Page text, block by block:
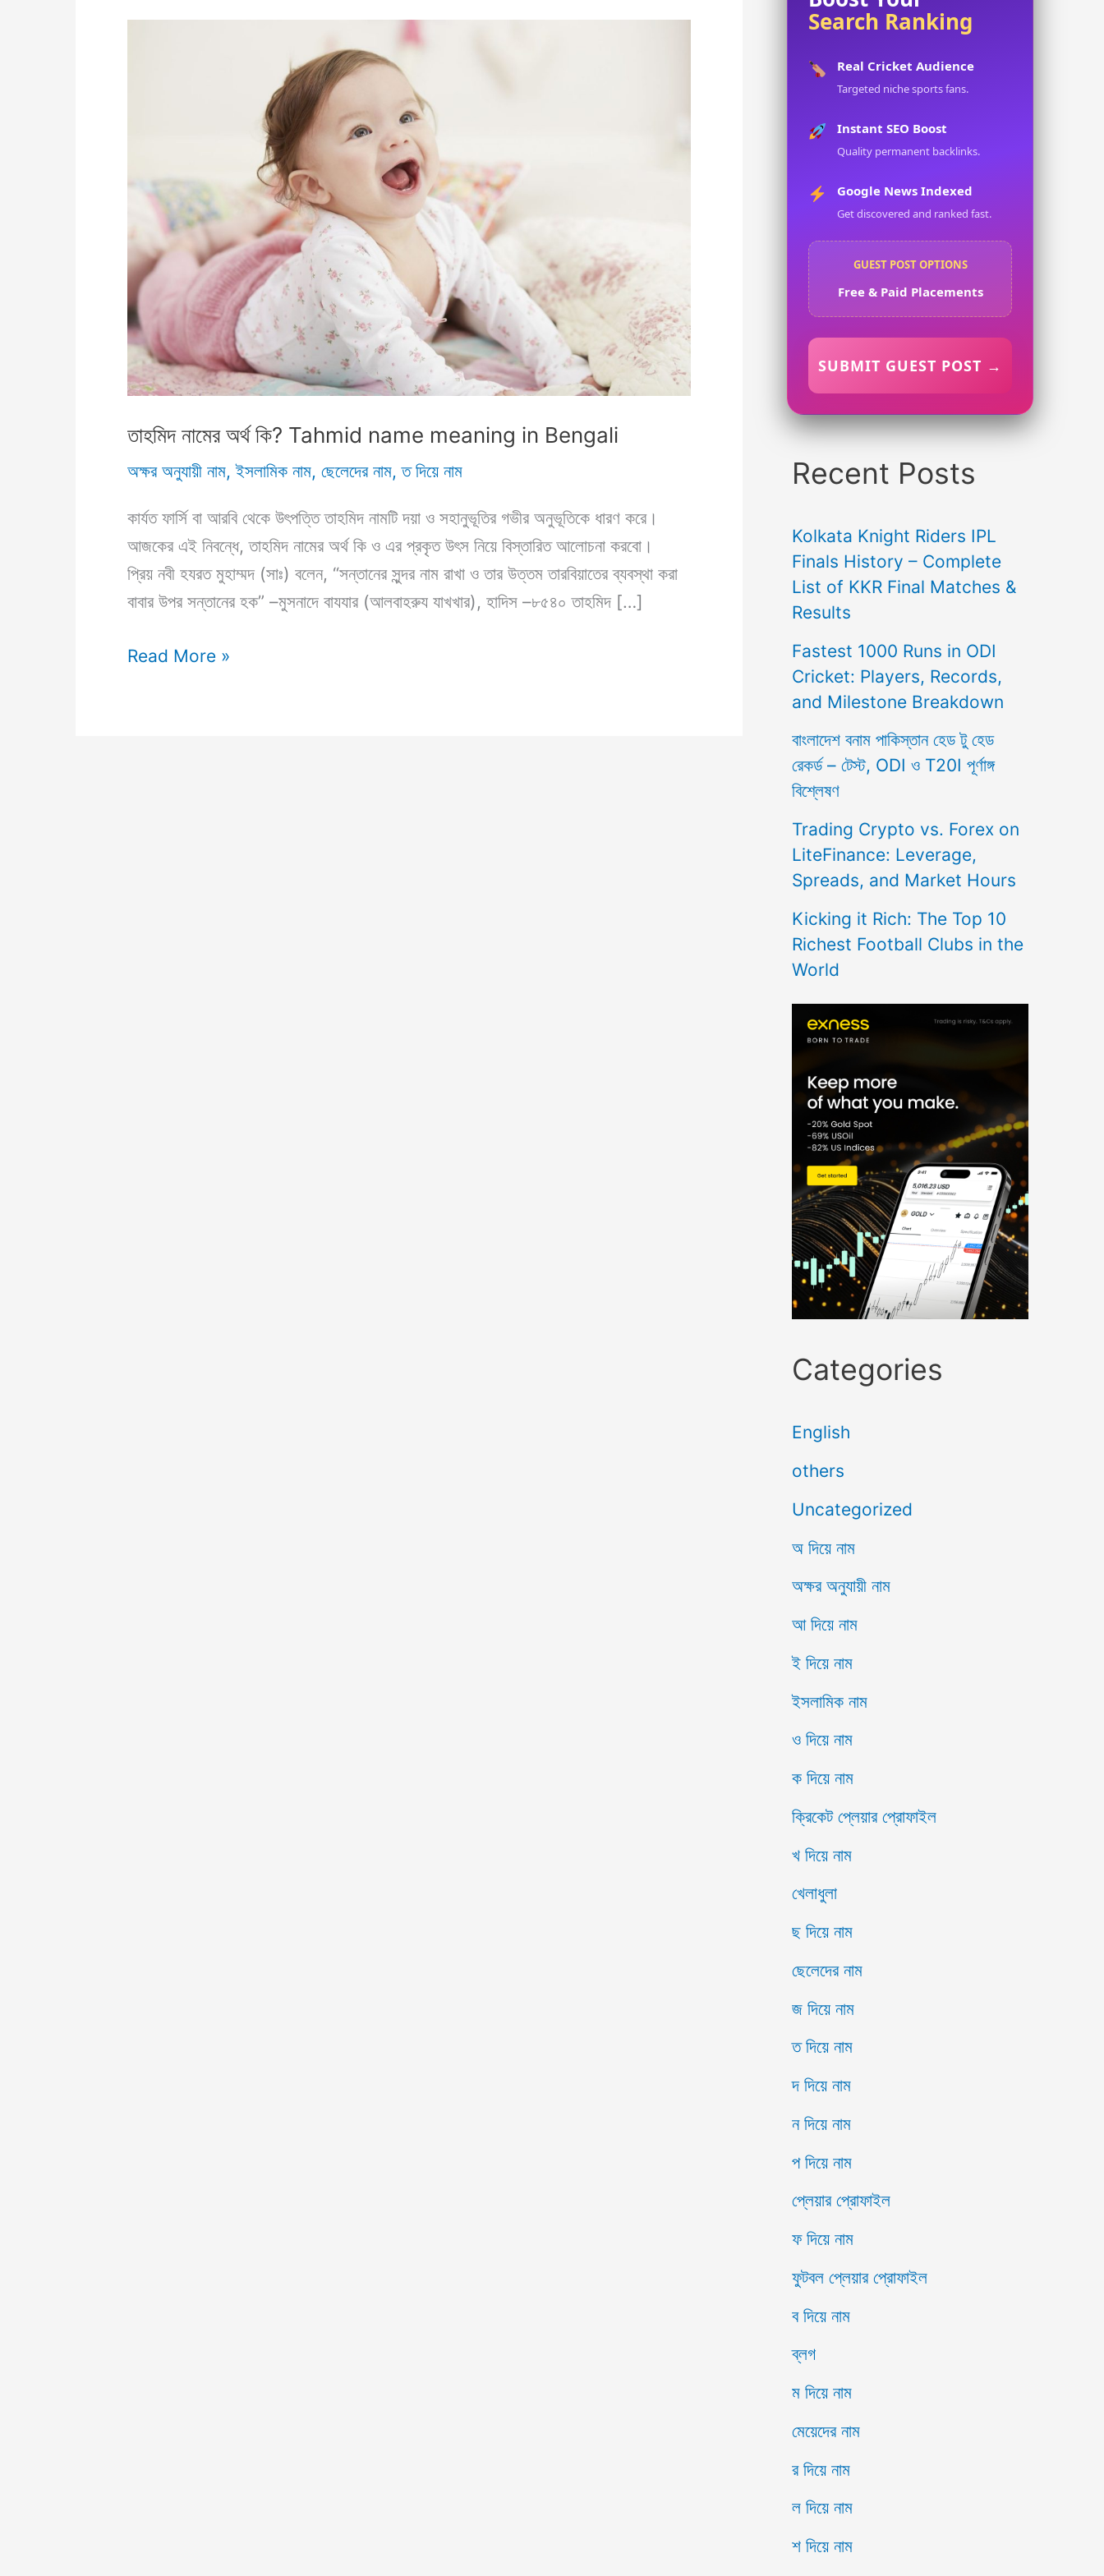
তাহমিদ নামের অর্থ কি? Tahmid name meaning in Bengali
অক্ষর অনুযায়ী নাম,ইসলামিক নাম, ছেলেদের নাম,ত দিয়ে নাম
কার্যত ফার্সি বা আরবি থেকে উৎপত্তি তাহমিদ নামটি দয়া ও সহানুভূতির গভীর অনুভূতিকে ধারণ করে।
আজকের এই নিবন্ধে, তাহমিদ নামের অর্থ কি ও এর প্রকৃত উৎস নিয়ে বিস্তারিত আলোচনা করবো।
প্রিয় নবী হযরত মুহাম্মদ (সাঃ) বলেন, “সন্তানের সুন্দর নাম রাখা ও তার উত্তম তারবিয়াতের ব্যবস্থা করা
বাবার উপর সন্তানের হক” –মুসনাদে বাযযার (আলবাহরুয যাখখার), হাদিস –৮৫৪০ তাহমিদ […]
তাহমিদ
Read More »
Search Ranking
Real Cricket Audience
Targeted niche sports fans.
Instant SEO Boost
Quality permanent backlinks.
Google News Indexed
Get discovered and ranked fast.
GUEST POST OPTIONS
Free & Paid Placements
SUBMIT GUEST POST →
Recent Posts
Kolkata Knight Riders IPL
Finals History – Complete
List of KKR Final Matches &
Results
Fastest 1000 Runs in ODI
Cricket: Players, Records,
and Milestone Breakdown
বাংলাদেশ বনাম পাকিস্তান হেড টু হেড
রেকর্ড – টেস্ট, ODI ও T20I পূর্ণাঙ্গ
বিশ্লেষণ
Trading Crypto vs. Forex on
LiteFinance: Leverage,
Spreads, and Market Hours
Kicking it Rich: The Top 10
Richest Football Clubs in the
World
Categories
English
others
Uncategorized
অ দিয়ে নাম
অক্ষর অনুযায়ী নাম
আ দিয়ে নাম
ই দিয়ে নাম
ইসলামিক নাম
ও দিয়ে নাম
ক দিয়ে নাম
ক্রিকেট প্লেয়ার প্রোফাইল
খ দিয়ে নাম
খেলাধুলা
ছ দিয়ে নাম
ছেলেদের নাম
জ দিয়ে নাম
ত দিয়ে নাম
দ দিয়ে নাম
ন দিয়ে নাম
প দিয়ে নাম
প্লেয়ার প্রোফাইল
ফ দিয়ে নাম
ফুটবল প্লেয়ার প্রোফাইল
ব দিয়ে নাম
ব্লগ
ম দিয়ে নাম
মেয়েদের নাম
র দিয়ে নাম
ল দিয়ে নাম
শ দিয়ে নাম